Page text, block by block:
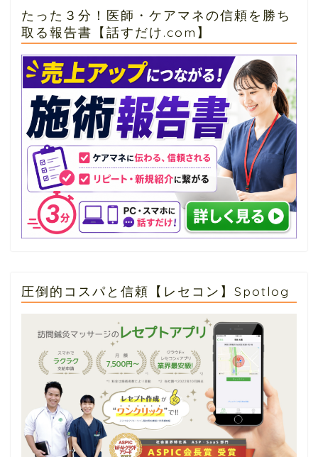
たった３分！医師・ケアマネの信頼を勝ち
取る報告書【話すだけ.com】
圧倒的コスパと信頼【レセコン】Spotlog